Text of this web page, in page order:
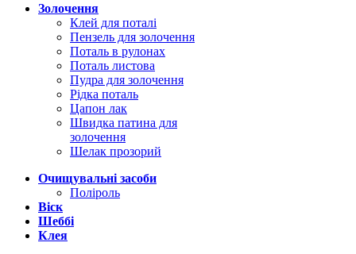
Золочення
Клей для поталі
Пензель для золочення
Поталь в рулонах
Поталь листова
Пудра для золочення
Рідка поталь
Цапон лак
Швидка патина для
золочення
Шелак прозорий
Очищувальні засоби
Поліроль
Віск
Шеббі
Клея